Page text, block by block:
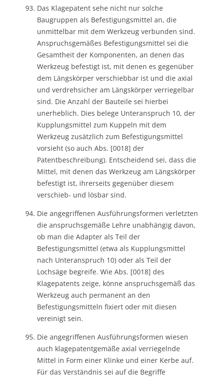
Das Klagepatent sehe nicht nur solche
Baugruppen als Befestigungsmittel an, die
unmittelbar mit dem Werkzeug verbunden sind.
Anspruchsgemäßes Befestigungsmittel sei die
Gesamtheit der Komponenten, an denen das
Werkzeug befestigt ist, mit denen es gegenüber
dem Längskörper verschiebbar ist und die axial
und verdrehsicher am Längskörper verriegelbar
sind. Die Anzahl der Bauteile sei hierbei
unerheblich. Dies belege Unteranspruch 10, der
Kupplungsmittel zum Kuppeln mit dem
Werkzeug zusätzlich zum Befestigungsmittel
vorsieht (so auch Abs. [0018] der
Patentbeschreibung). Entscheidend sei, dass die
Mittel, mit denen das Werkzeug am Längskörper
befestigt ist, ihrerseits gegenüber diesem
verschieb- und lösbar sind.
Die angegriffenen Ausführungsformen verletzten
die anspruchsgemäße Lehre unabhängig davon,
ob man die Adapter als Teil der
Befestigungsmittel (etwa als Kupplungsmittel
nach Unteranspruch 10) oder als Teil der
Lochsäge begreife. Wie Abs. [0018] des
Klagepatents zeige, könne anspruchsgemäß das
Werkzeug auch permanent an den
Befestigungsmitteln fixiert oder mit diesen
vereinigt sein.
Die angegriffenen Ausführungsformen wiesen
auch klagepatentgemäße axial verriegelnde
Mittel in Form einer Klinke und einer Kerbe auf.
Für das Verständnis sei auf die Begriffe